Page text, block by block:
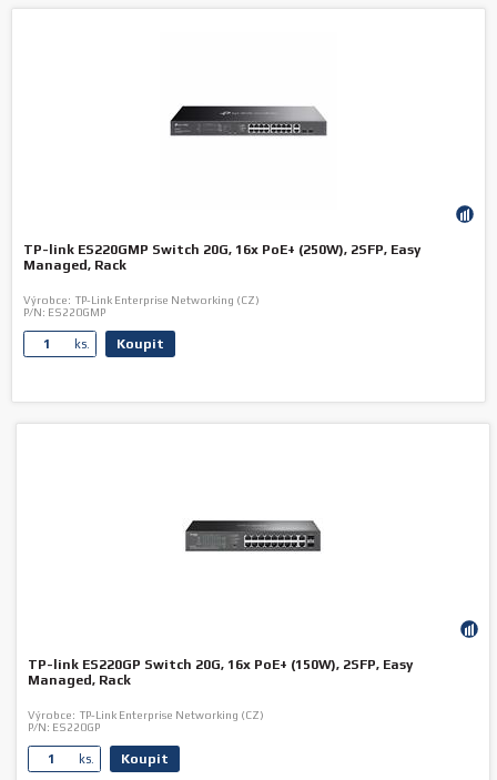
TP-link ES220GMP Switch 20G, 16x PoE+ (250W), 2SFP, Easy
Managed, Rack
Výrobce: TP-Link Enterprise Networking (CZ)
P/N: ES220GMP
ks. Koupit
TP-link ES220GP Switch 20G, 16x PoE+ (150W), 2SFP, Easy
Managed, Rack
Výrobce: TP-Link Enterprise Networking (CZ)
P/N: ES220GP
ks. Koupit